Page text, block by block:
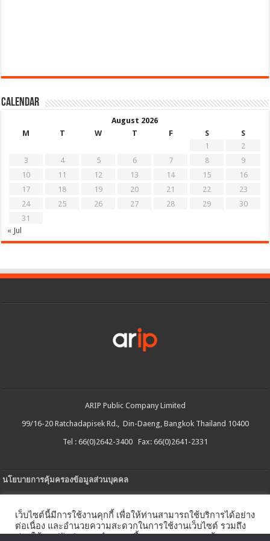
Calendar
August 2026
M
T W T F S
S
1
2
3
4 5 6 7 8
9
10
11 12 13 14 15
16
17
18 19 20 21 22
23
24
25 26 27 28 29
30
31
« Jul
ARIP Public Company Limited
99/16-20 Ratchadapisek Rd., Din-Daeng, Bangkok Thailand 10400
Tel : 66(0)2642-3400 Fax: 66(0)2641-2331
นโยบายการคุ้มครองข้อมูลส่วนบุคคล
นโยบายการใช้คกกี้
เว็บไซต์นี้มีการใช้งานคุกกี้ เพื่อให้ท่านสามารถใช้บริการได้อย่าง
ต่อเนื่อง และอำนวยความสะดวกในการใช้งานเว็บไซต์ รวมถึง
ช่วยให้เราปรับปรุงการนำเสนอเนื้อหาตรงตามความต้องการ